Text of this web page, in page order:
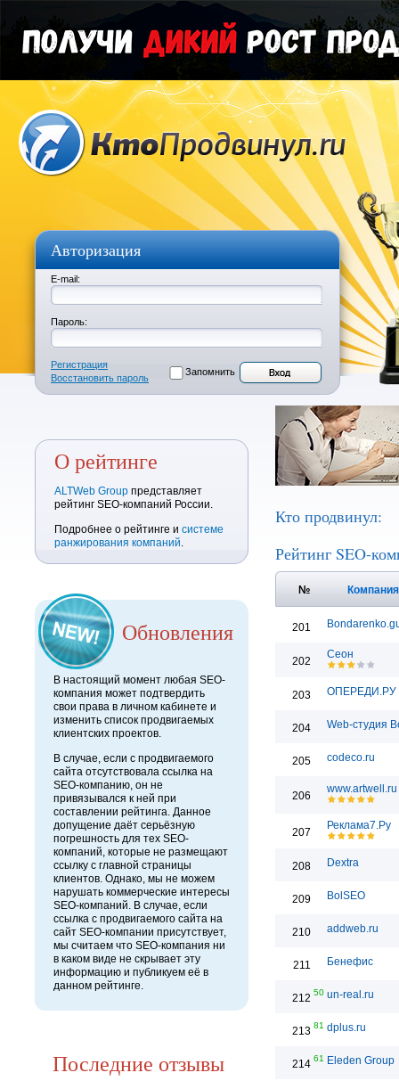
Авторизация
E-mail:
Пароль:
Регистрация
Восстановить пароль
Запомнить
О рейтинге
ALTWeb Group представляет
рейтинг SEO-компаний России.
Подробнее о рейтинге и системе
ранжирования компаний.
Обновления
В настоящий момент любая SEO-
компания может подтвердить
свои права в личном кабинете и
изменить список продвигаемых
клиентских проектов.
В случае, если с продвигаемого
сайта отсутствовала ссылка на
SEO-компанию, он не
привязывался к ней при
составлении рейтинга. Данное
допущение даёт серьёзную
погрешность для тех SEO-
компаний, которые не размещают
ссылку с главной страницы
клиентов. Однако, мы не можем
нарушать коммерческие интересы
SEO-компаний. В случае, если
ссылка с продвигаемого сайта на
сайт SEO-компании присутствует,
мы считаем что SEO-компания ни
в каком виде не скрывает эту
информацию и публикуем её в
данном рейтинге.
Последние отзывы
Кто продвинул:
Рейтинг SEO-
№
201
202
Сеон
203 ОПЕРЕДИ.РУ
204 Web-студия
205 codeco.ru
206
www.artwell.ru
207
Реклама7.Ру
208 Dextra
209 BolSEO
210 addweb.ru
211 Бенефис
212 50 un-real.ru
213 81 dplus.ru
214 61 Eleden Group